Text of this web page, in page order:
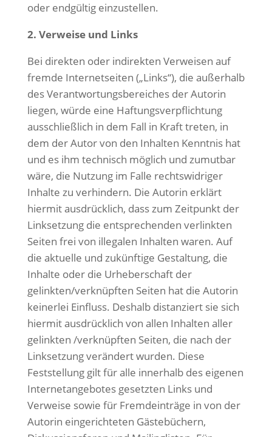
oder endgültig einzustellen.
2. Verweise und Links
Bei direkten oder indirekten Verweisen auf
fremde Internetseiten („Links“), die außerhalb
des Verantwortungsbereiches der Autorin
liegen, würde eine Haftungsverpflichtung
ausschließlich in dem Fall in Kraft treten, in
dem der Autor von den Inhalten Kenntnis hat
und es ihm technisch möglich und zumutbar
wäre, die Nutzung im Falle rechtswidriger
Inhalte zu verhindern. Die Autorin erklärt
hiermit ausdrücklich, dass zum Zeitpunkt der
Linksetzung die entsprechenden verlinkten
Seiten frei von illegalen Inhalten waren. Auf
die aktuelle und zukünftige Gestaltung, die
Inhalte oder die Urheberschaft der
gelinkten/verknüpften Seiten hat die Autorin
keinerlei Einfluss. Deshalb distanziert sie sich
hiermit ausdrücklich von allen Inhalten aller
gelinkten /verknüpften Seiten, die nach der
Linksetzung verändert wurden. Diese
Feststellung gilt für alle innerhalb des eigenen
Internetangebotes gesetzten Links und
Verweise sowie für Fremdeinträge in von der
Autorin eingerichteten Gästebüchern,